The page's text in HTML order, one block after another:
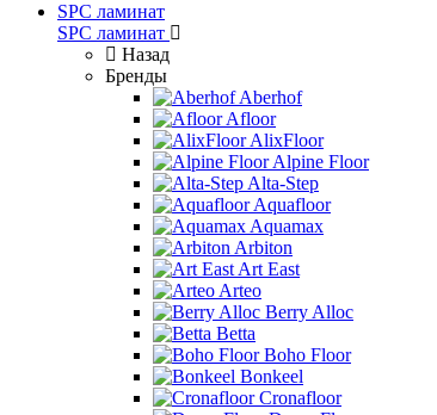
SPC ламинат
SPC ламинат
Назад
Бренды
Aberhof
Afloor
AlixFloor
Alpine Floor
Alta-Step
Aquafloor
Aquamax
Arbiton
Art East
Arteo
Berry Alloc
Betta
Boho Floor
Bonkeel
Cronafloor